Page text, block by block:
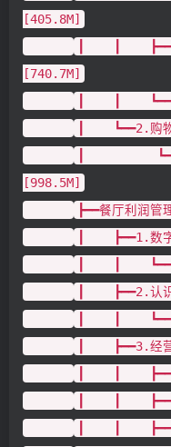
[405.8M]
┃ ┃ ┣━━2.
[740.7M]
┃ ┃ ┗━━3.
┃ ┗━━2.购物
┃ ┗━━购物
[998.5M]
┣━━餐厅利润
┃ ┣━━1.数字
┃ ┃ ┗━━数
┃ ┣━━2.认
┃ ┃ ┗━━认
┃ ┣━━3.经营
┃ ┃ ┣━━1.
┃ ┃ ┣━━2.
┃ ┃ ┣━━3.